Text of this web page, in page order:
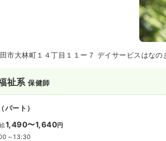
市大林町１４丁目１１ー７ デイサービスはなの
祉系保健師
パート）
1,490〜1,640円
～13:30